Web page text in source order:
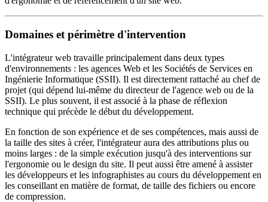
Domaines et périmètre d'intervention
L'intégrateur web travaille principalement dans deux types
d'environnements : les agences Web et les Sociétés de Services en
Ingénierie Informatique (SSII). Il est directement rattaché au chef de
projet (qui dépend lui-même du directeur de l'agence web ou de la
SSII). Le plus souvent, il est associé à la phase de réflexion
technique qui précède le début du développement.
En fonction de son expérience et de ses compétences, mais aussi de
la taille des sites à créer, l'intégrateur aura des attributions plus ou
moins larges : de la simple exécution jusqu'à des interventions sur
l'ergonomie ou le design du site. Il peut aussi être amené à assister
les développeurs et les infographistes au cours du développement en
les conseillant en matière de format, de taille des fichiers ou encore
de compression.